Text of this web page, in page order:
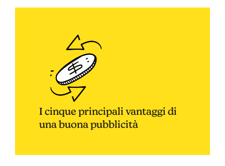
I cinque principali vantaggi di
una buona pubblicità